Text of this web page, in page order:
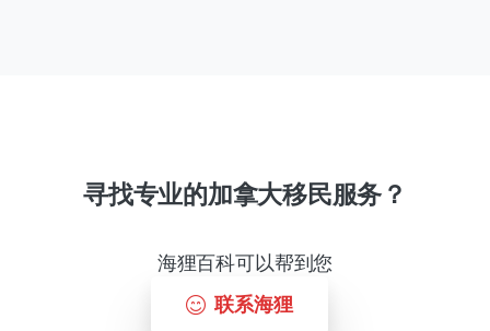
寻找专业的加拿大移民服务？
海狸百科可以帮到您
联系海狸